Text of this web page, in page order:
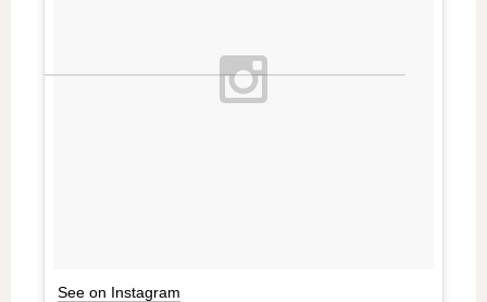
See on Instagram